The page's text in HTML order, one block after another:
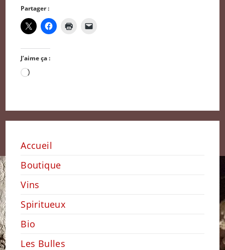
Partager :
J’aime ça :
Chargement…
Accueil
Boutique
Vins
Spiritueux
Bio
Les Bulles